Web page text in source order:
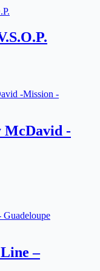
McDavid -
–